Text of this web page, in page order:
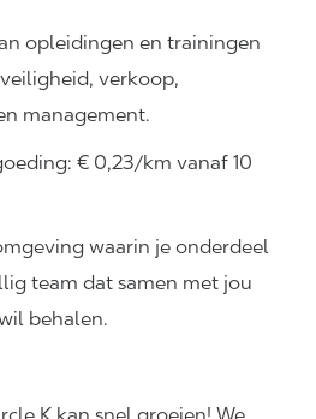
opleidingen en trainingen
verkoop,
management.
€ 0,23/km vanaf 10
waarin je onderdeel
team dat samen met jou
behalen.